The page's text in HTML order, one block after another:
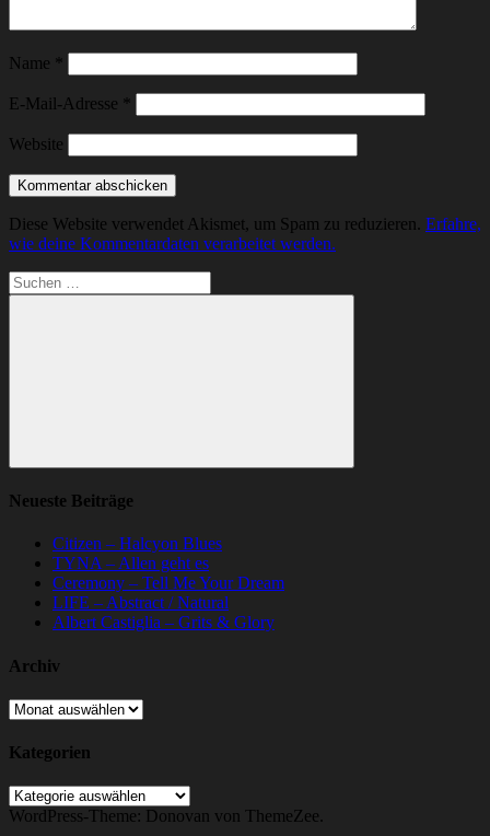
Name *
E-Mail-Adresse *
Website
Diese Website verwendet Akismet, um Spam zu reduzieren. Erfahre,
wie deine Kommentardaten verarbeitet werden.
Suchen
nach:
Suchen
Neueste Beiträge
Citizen – Halcyon Blues
TYNA – Allen geht es
Ceremony – Tell Me Your Dream
LIFE – Abstract / Natural
Albert Castiglia – Grits & Glory
Archiv
Archiv
Kategorien
Kategorien
WordPress-Theme: Donovan von ThemeZee.